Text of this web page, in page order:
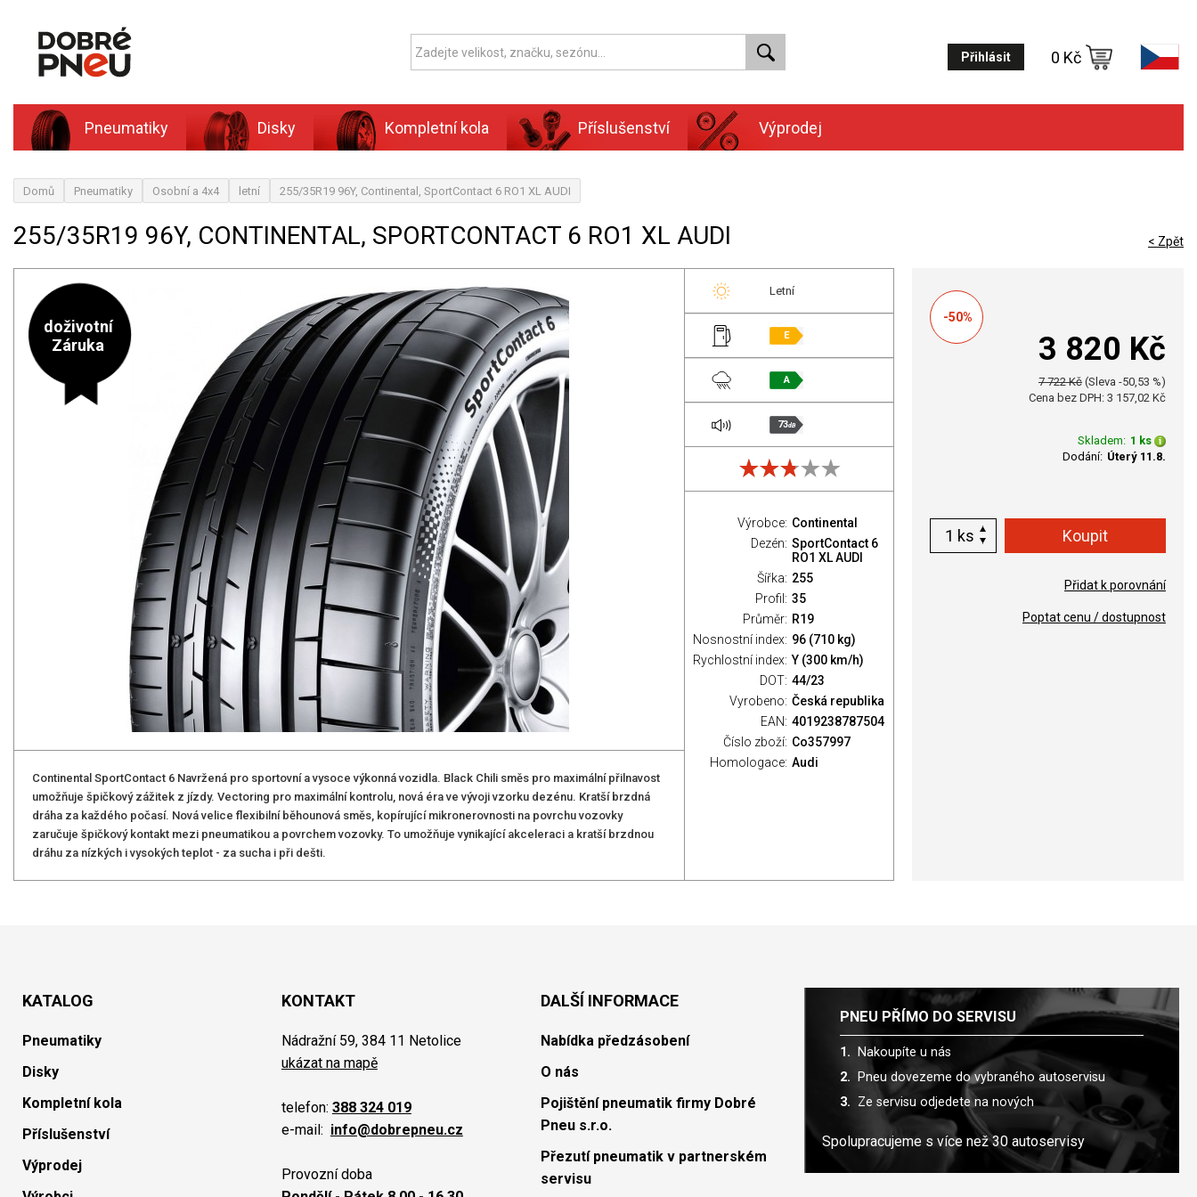
Přihlásit 0 Kč
Pneumatiky Disky Kompletní kola Příslušenství Výprodej
Domů Pneumatiky Osobní a 4x4 letní 255/35R19 96Y, Continental, SportContact 6 RO1 XL AUDI
255/35R19 96Y, CONTINENTAL, SPORTCONTACT 6 RO1 XL AUDI < Zpět
doživotní
Záruka
Continental SportContact 6 Navržená pro sportovní a vysoce výkonná vozidla. Black Chili směs pro maximální přilnavost
umožňuje špičkový zážitek z jízdy. Vectoring pro maximální kontrolu, nová éra ve vývoji vzorku dezénu. Kratší brzdná
dráha za každého počasí. Nová velice flexibilní běhounová směs, kopírující mikronerovnosti na povrchu vozovky
zaručuje špičkový kontakt mezi pneumatikou a povrchem vozovky. To umožňuje vynikající akceleraci a kratší brzdnou
dráhu za nízkých i vysokých teplot - za sucha i při dešti.
Letní
E
A
73dB
Výrobce: Continental
Dezén: SportContact 6
RO1 XL AUDI
Šířka: 255
Profil: 35
Průměr: R19
Nosnostní index: 96 (710 kg)
Rychlostní index: Y (300 km/h)
DOT: 44/23
Vyrobeno: Česká republika
EAN: 4019238787504
Číslo zboží: Co357997
Homologace: Audi
-50%
3 820 Kč
7 722 Kč (Sleva -50,53 %)
Cena bez DPH: 3 157,02 Kč
Skladem: 1 ks
Dodání: Úterý 11.8.
ks
Přidat k porovnání
Poptat cenu / dostupnost
KATALOG
Pneumatiky
Disky
Kompletní kola
Příslušenství
Výprodej
KONTAKT
Nádražní 59, 384 11 Netolice
ukázat na mapě
telefon: 388 324 019
e-mail: info@dobrepneu.cz
Provozní doba
DALŠÍ INFORMACE
Nabídka předzásobení
O nás
Pojištění pneumatik firmy Dobré
Pneu s.r.o.
Přezutí pneumatik v partnerském
servisu
PNEU PŘÍMO DO SERVISU
Nakoupíte u nás
Pneu dovezeme do vybraného autoservisu
Ze servisu odjedete na nových
Spolupracujeme s více než 30 autoservisy